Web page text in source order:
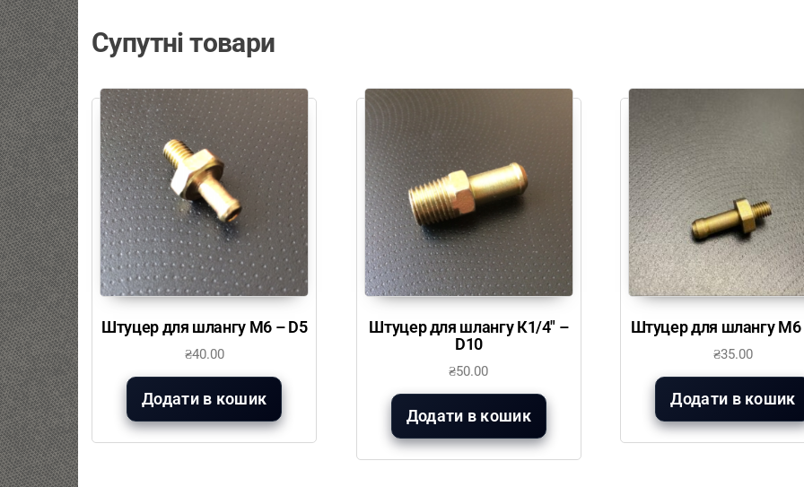
Супутні товари
Штуцер для шлангу М6 – D5
₴40.00
Додати в кошик
Штуцер для шлангу К1/4″ –
D10
₴50.00
Додати в кошик
Штуцер для шлангу М6
₴35.00
Додати в кошик